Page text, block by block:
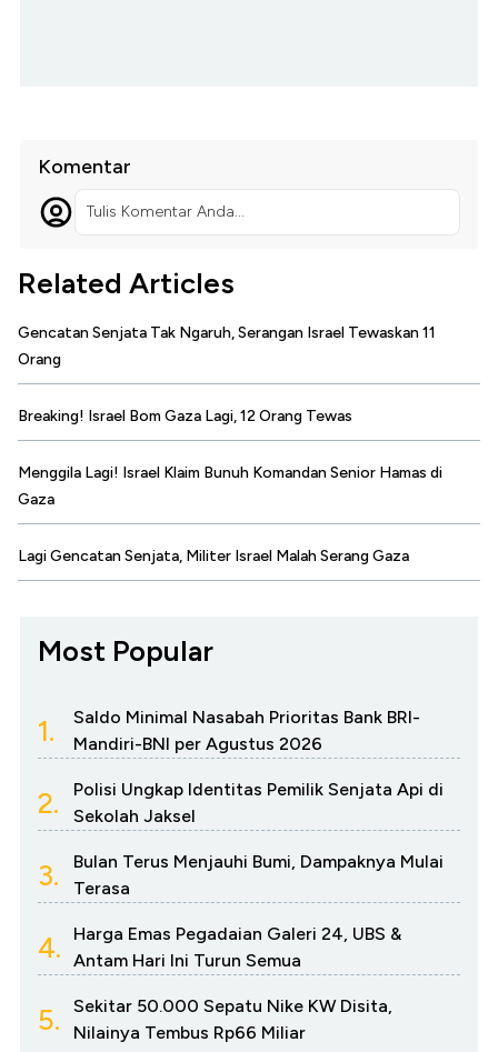
Komentar
Tulis Komentar Anda...
Related Articles
Gencatan Senjata Tak Ngaruh, Serangan Israel Tewaskan 11
Orang
Breaking! Israel Bom Gaza Lagi, 12 Orang Tewas
Menggila Lagi! Israel Klaim Bunuh Komandan Senior Hamas di
Gaza
Lagi Gencatan Senjata, Militer Israel Malah Serang Gaza
Most Popular
1.
Saldo Minimal Nasabah Prioritas Bank BRI-
Mandiri-BNI per Agustus 2026
2.
Polisi Ungkap Identitas Pemilik Senjata Api di
Sekolah Jaksel
3.
Bulan Terus Menjauhi Bumi, Dampaknya Mulai
Terasa
4.
Harga Emas Pegadaian Galeri 24, UBS &
Antam Hari Ini Turun Semua
5.
Sekitar 50.000 Sepatu Nike KW Disita,
Nilainya Tembus Rp66 Miliar